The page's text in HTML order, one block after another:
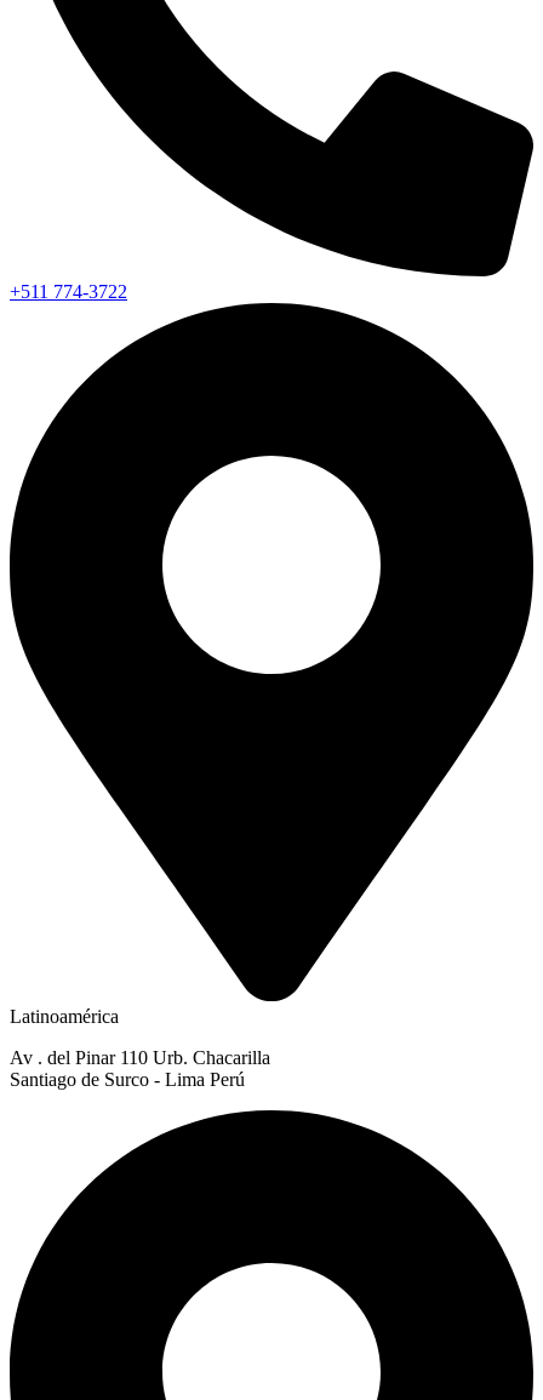
+511 774-3722
Latinoamérica
Av . del Pinar 110 Urb. Chacarilla
Santiago de Surco - Lima Perú